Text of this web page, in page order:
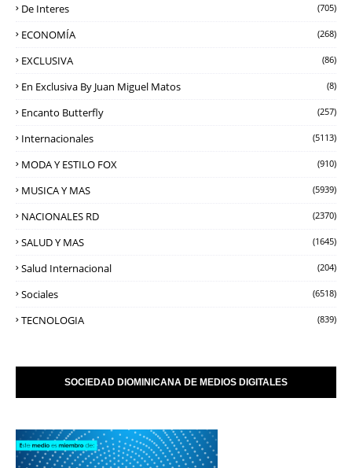
De Interes (705)
ECONOMÍA (268)
EXCLUSIVA (86)
En Exclusiva By Juan Miguel Matos (8)
Encanto Butterfly (257)
Internacionales (5113)
MODA Y ESTILO FOX (910)
MUSICA Y MAS (5939)
NACIONALES RD (2370)
SALUD Y MAS (1645)
Salud Internacional (204)
Sociales (6518)
TECNOLOGIA (839)
SOCIEDAD DIOMINICANA DE MEDIOS DIGITALES